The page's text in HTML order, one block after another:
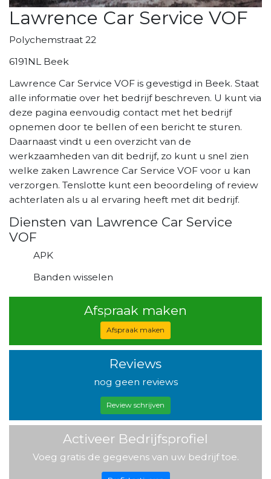
Lawrence Car Service VOF
Polychemstraat 22
6191NL Beek
Lawrence Car Service VOF is gevestigd in Beek. Staat
alle informatie over het bedrijf beschreven. U kunt via
deze pagina eenvoudig contact met het bedrijf
opnemen door te bellen of een bericht te sturen.
Daarnaast vindt u een overzicht van de
werkzaamheden van dit bedrijf, zo kunt u snel zien
welke zaken Lawrence Car Service VOF voor u kan
verzorgen. Tenslotte kunt een beoordeling of review
achterlaten als u al ervaring heeft met dit bedrijf.
Diensten van Lawrence Car Service
VOF
APK
Banden wisselen
Afspraak maken
Afspraak maken
Reviews
nog geen reviews
Review schrijven
Activeer Bedrijfsprofiel
Voeg gratis de gegevens van uw bedrijf toe.